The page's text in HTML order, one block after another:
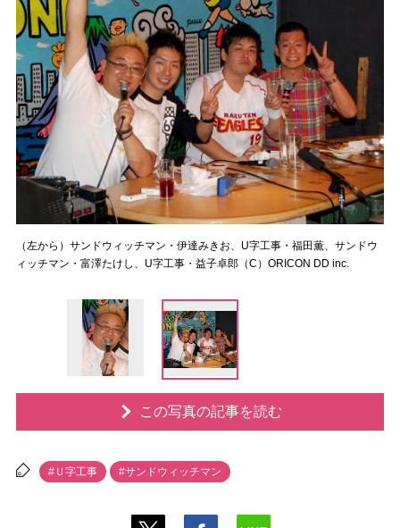
（左から）サンドウィッチマン・伊達みきお、U字工事・福田薫、サンドウ
ィッチマン・富澤たけし、U字工事・益子卓郎（C）ORICON DD inc.
この写真の記事を読む
#Ｕ字工事 #サンドウィッチマン